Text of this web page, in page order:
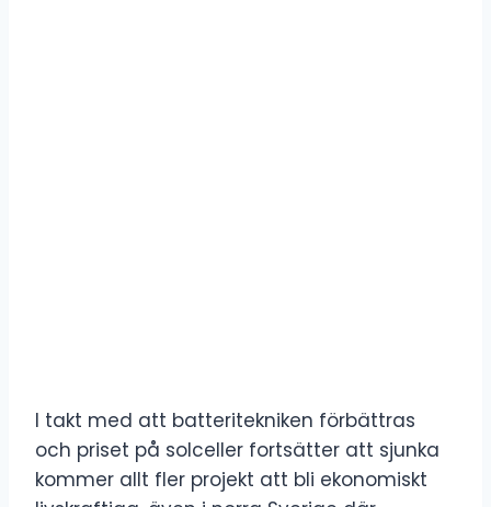
I takt med att batteritekniken förbättras
och priset på solceller fortsätter att sjunka
kommer allt fler projekt att bli ekonomiskt